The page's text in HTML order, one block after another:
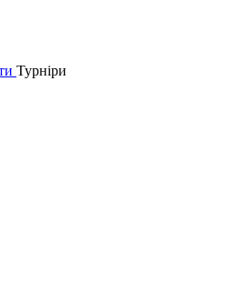
Турніри